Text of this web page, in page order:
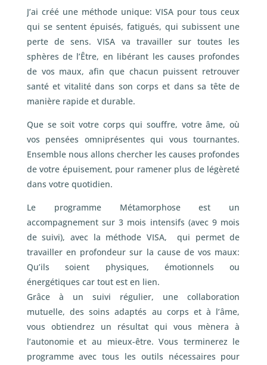
J’ai créé une méthode unique: VISA pour tous ceux
qui se sentent épuisés, fatigués, qui subissent une
perte de sens. VISA va travailler sur toutes les
sphères de l’Être, en libérant les causes profondes
de vos maux, afin que chacun puissent retrouver
santé et vitalité dans son corps et dans sa tête de
manière rapide et durable.
Que se soit votre corps qui souffre, votre âme, où
vos pensées omniprésentes qui vous tournantes.
Ensemble nous allons chercher les causes profondes
de votre épuisement, pour ramener plus de légèreté
dans votre quotidien.
Le programme Métamorphose est un
accompagnement sur 3 mois intensifs (avec 9 mois
de suivi), avec la méthode VISA, qui permet de
travailler en profondeur sur la cause de vos maux:
Qu’ils soient physiques, émotionnels ou
énergétiques car tout est en lien.
Grâce à un suivi régulier, une collaboration
mutuelle, des soins adaptés au corps et à l’âme,
vous obtiendrez un résultat qui vous mènera à
l’autonomie et au mieux-être. Vous terminerez le
programme avec tous les outils nécessaires pour